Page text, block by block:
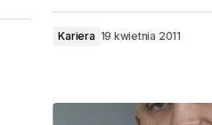
Kariera 19 kwietnia 2011